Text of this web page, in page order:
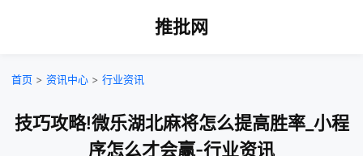
推批网
首页 > 资讯中心 > 行业资讯
技巧攻略!微乐湖北麻将怎么提高胜率_小程
序怎么才会赢-行业资讯